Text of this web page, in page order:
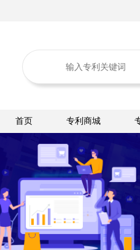
首页 专利商城